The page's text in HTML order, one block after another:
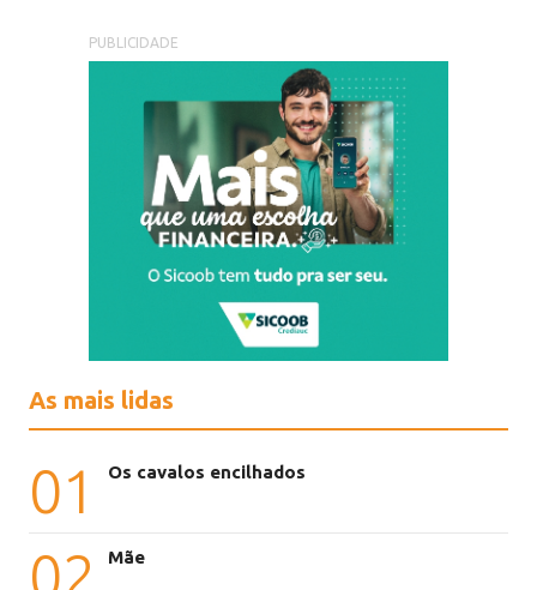
PUBLICIDADE
As mais lidas
01 Os cavalos encilhados
02 Mãe